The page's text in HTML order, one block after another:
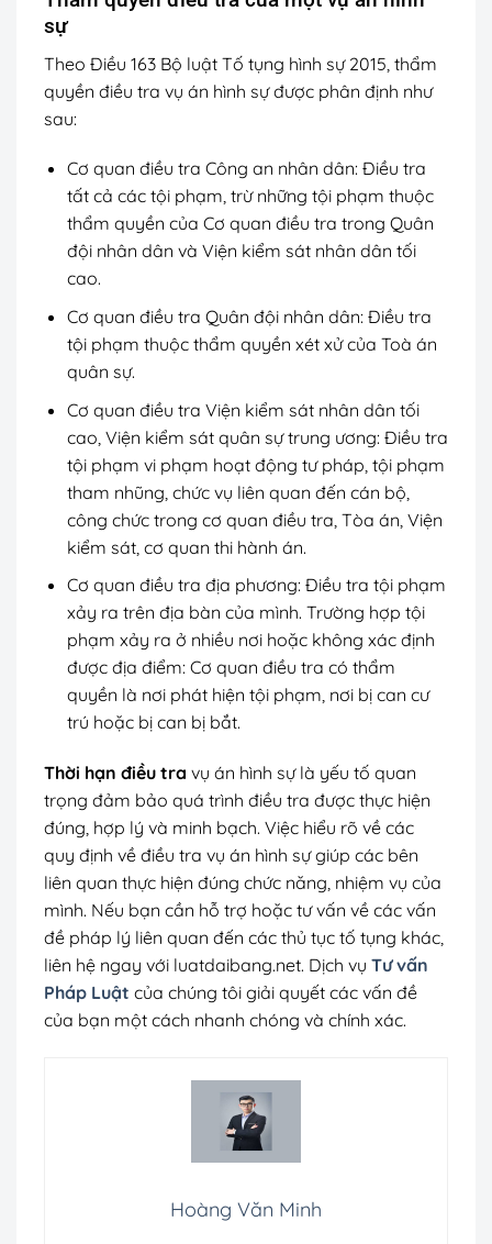
sự
Theo Điều 163 Bộ luật Tố tụng hình sự 2015, thẩm
quyền điều tra vụ án hình sự được phân định như
sau:
Cơ quan điều tra Công an nhân dân: Điều tra
tất cả các tội phạm, trừ những tội phạm thuộc
thẩm quyền của Cơ quan điều tra trong Quân
đội nhân dân và Viện kiểm sát nhân dân tối
cao.
Cơ quan điều tra Quân đội nhân dân: Điều tra
tội phạm thuộc thẩm quyền xét xử của Toà án
quân sự.
Cơ quan điều tra Viện kiểm sát nhân dân tối
cao, Viện kiểm sát quân sự trung ương: Điều tra
tội phạm vi phạm hoạt động tư pháp, tội phạm
tham nhũng, chức vụ liên quan đến cán bộ,
công chức trong cơ quan điều tra, Tòa án, Viện
kiểm sát, cơ quan thi hành án.
Cơ quan điều tra địa phương: Điều tra tội phạm
xảy ra trên địa bàn của mình. Trường hợp tội
phạm xảy ra ở nhiều nơi hoặc không xác định
được địa điểm: Cơ quan điều tra có thẩm
quyền là nơi phát hiện tội phạm, nơi bị can cư
trú hoặc bị can bị bắt.
Thời hạn điều tra vụ án hình sự là yếu tố quan
trọng đảm bảo quá trình điều tra được thực hiện
đúng, hợp lý và minh bạch. Việc hiểu rõ về các
quy định về điều tra vụ án hình sự giúp các bên
liên quan thực hiện đúng chức năng, nhiệm vụ của
mình. Nếu bạn cần hỗ trợ hoặc tư vấn về các vấn
đề pháp lý liên quan đến các thủ tục tố tụng khác,
liên hệ ngay với luatdaibang.net. Dịch vụ Tư vấn
Pháp Luật của chúng tôi giải quyết các vấn đề
của bạn một cách nhanh chóng và chính xác.
Hoàng Văn Minh